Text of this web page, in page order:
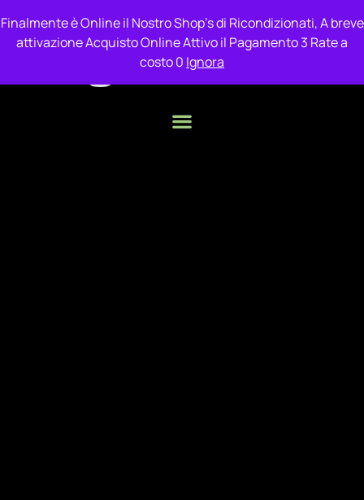
Finalmente è Online il Nostro Shop's di Ricondizionati, A breve
attivazione Acquisto Online Attivo il Pagamento 3 Rate a
costo 0 Ignora